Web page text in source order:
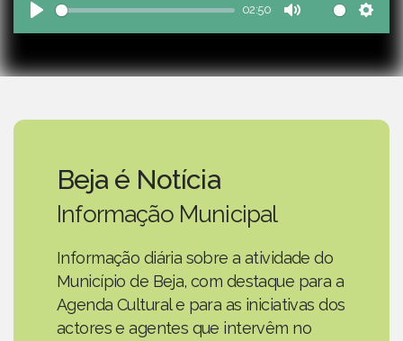
Play
02:50
Mute
Beja é Notícia
Informação Municipal
Informação diária sobre a atividade do
Município de Beja, com destaque para a
Agenda Cultural e para as iniciativas dos
actores e agentes que intervêm no